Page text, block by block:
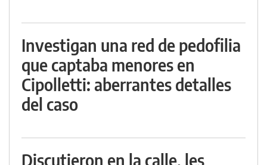
Investigan una red de pedofilia
que captaba menores en
Cipolletti: aberrantes detalles
del caso
Discutieron en la calle, les